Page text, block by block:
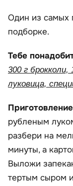
Один из самых
подборке.
Тебе
300 г
луковица,
рубленым
разбери на
минуты, а
Выложи
тертым сыром